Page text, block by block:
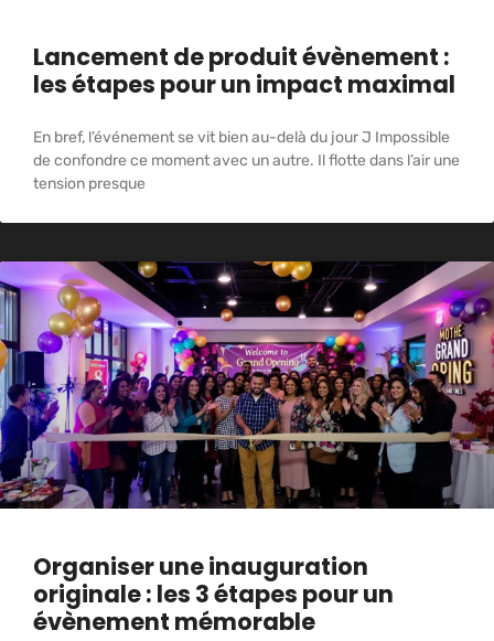
Lancement de produit évènement :
les étapes pour un impact maximal
En bref, l’événement se vit bien au-delà du jour J Impossible
de confondre ce moment avec un autre. Il flotte dans l’air une
tension presque
Organiser une inauguration
originale : les 3 étapes pour un
évènement mémorable